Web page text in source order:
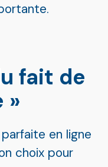
fait de
»
en ligne
choix pour